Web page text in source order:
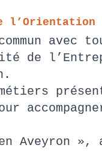
l’Orientation
avec
de
Aveyron